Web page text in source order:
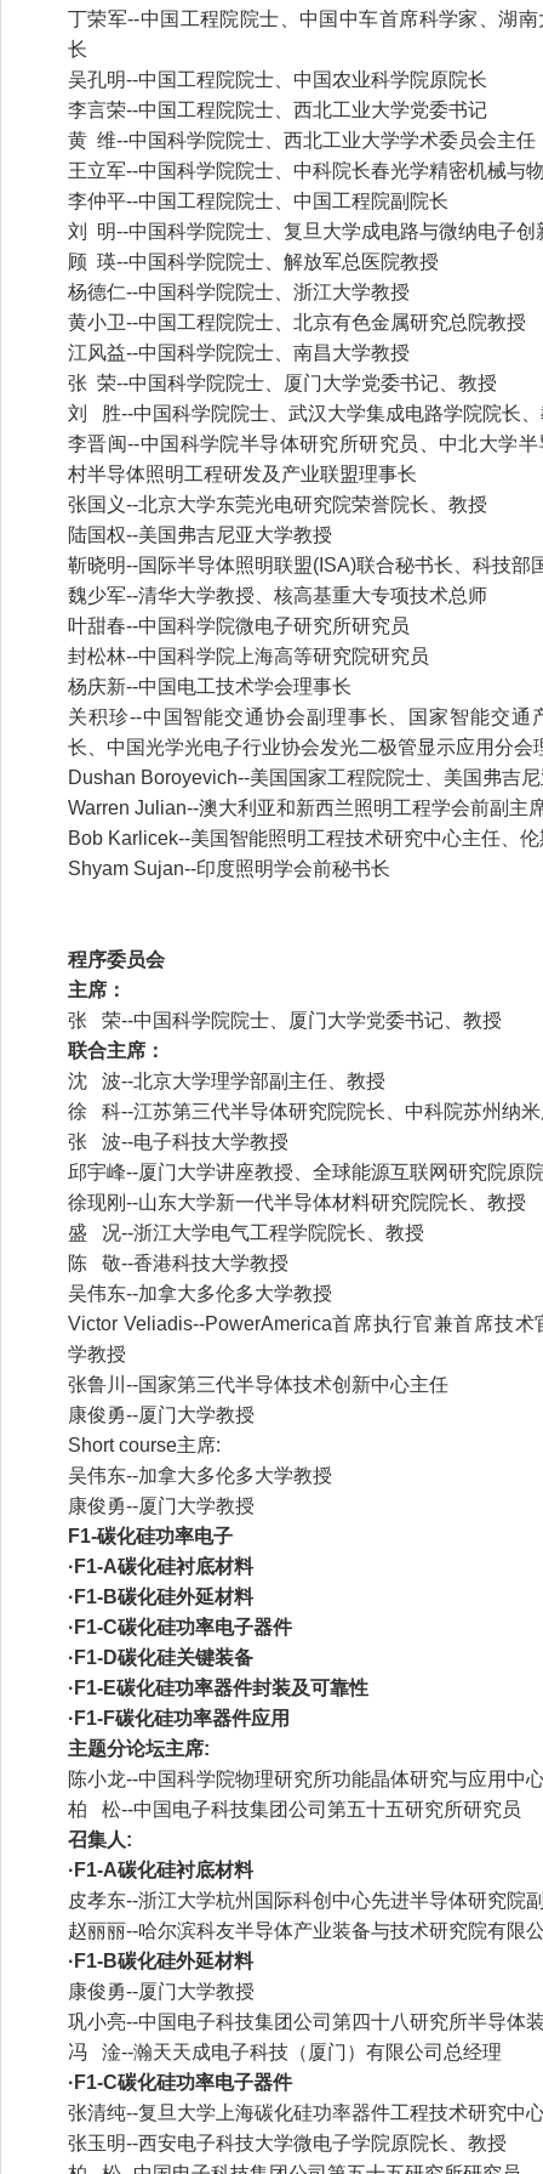
丁荣军--中国工程院院士、中国中车首席科学家、湖
长
吴孔明--中国工程院院士、中国农业科学院原院长
李言荣--中国工程院院士、西北工业大学党委书记
黄 维--中国科学院院士、西北工业大学学术委员会主任
王立军--中国科学院院士、中科院长春光学精密机械与
李仲平--中国工程院院士、中国工程院副院长
刘 明--中国科学院院士、复旦大学成电路与微纳电子创
顾 瑛--中国科学院院士、解放军总医院教授
杨德仁--中国科学院院士、浙江大学教授
黄小卫--中国工程院院士、北京有色金属研究总院教授
江风益--中国科学院院士、南昌大学教授
张 荣--中国科学院院士、厦门大学党委书记、教授
刘 胜--中国科学院院士、武汉大学集成电路学院院长
李晋闽--中国科学院半导体研究所研究员、中北大学
村半导体照明工程研发及产业联盟理事长
张国义--北京大学东莞光电研究院荣誉院长、教授
陆国权--美国弗吉尼亚大学教授
靳晓明--国际半导体照明联盟(ISA)联合秘书长、科技部
魏少军--清华大学教授、核高基重大专项技术总师
叶甜春--中国科学院微电子研究所研究员
封松林--中国科学院上海高等研究院研究员
杨庆新--中国电工技术学会理事长
关积珍--中国智能交通协会副理事长、国家智能交通
长、中国光学光电子行业协会发光二极管显示应用分会
Dushan Boroyevich--美国国家工程院院士、美国弗吉
Warren Julian--澳大利亚和新西兰照明工程学会前副主
Bob Karlicek--美国智能照明工程技术研究中心主任、
Shyam Sujan--印度照明学会前秘书长
程序委员会
主席：
张 荣--中国科学院院士、厦门大学党委书记、教授
联合主席：
沈 波--北京大学理学部副主任、教授
徐 科--江苏第三代半导体研究院院长、中科院苏州纳
张 波--电子科技大学教授
邱宇峰--厦门大学讲座教授、全球能源互联网研究院原
徐现刚--山东大学新一代半导体材料研究院院长、教授
盛 况--浙江大学电气工程学院院长、教授
陈 敬--香港科技大学教授
吴伟东--加拿大多伦多大学教授
Victor Veliadis--PowerAmerica首席执行官兼首席技
学教授
张鲁川--国家第三代半导体技术创新中心主任
康俊勇--厦门大学教授
Short course主席:
吴伟东--加拿大多伦多大学教授
康俊勇--厦门大学教授
F1-碳化硅功率电子
·F1-A碳化硅衬底材料
·F1-B碳化硅外延材料
·F1-C碳化硅功率电子器件
·F1-D碳化硅关键装备
·F1-E碳化硅功率器件封装及可靠性
·F1-F碳化硅功率器件应用
主题分论坛主席:
陈小龙--中国科学院物理研究所功能晶体研究与应用中
柏 松--中国电子科技集团公司第五十五研究所研究员
召集人:
·F1-A碳化硅衬底材料
皮孝东--浙江大学杭州国际科创中心先进半导体研究院
赵丽丽--哈尔滨科友半导体产业装备与技术研究院有限
·F1-B碳化硅外延材料
康俊勇--厦门大学教授
巩小亮--中国电子科技集团公司第四十八研究所半导体
冯 淦--瀚天天成电子科技（厦门）有限公司总经理
·F1-C碳化硅功率电子器件
张清纯--复旦大学上海碳化硅功率器件工程技术研究中
张玉明--西安电子科技大学微电子学院原院长、教授